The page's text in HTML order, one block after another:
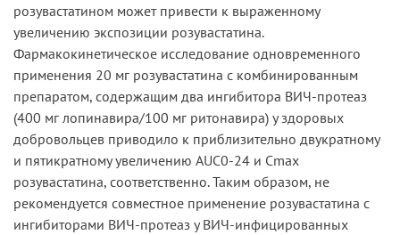
розувастатином может привести к выраженному
увеличению экспозиции розувастатина.
Фармакокинетическое исследование одновременного
применения 20 мг розувастатина с комбинированным
препаратом, содержащим два ингибитора ВИЧ-протеаз
(400 мг лопинавира/100 мг ритонавира) у здоровых
добровольцев приводило к приблизительно двукратному
и пятикратному увеличению AUC0-24 и Cmax
розувастатина, соответственно. Таким образом, не
рекомендуется совместное применение розувастатина с
ингибиторами ВИЧ-протеаз у ВИЧ-инфицированных